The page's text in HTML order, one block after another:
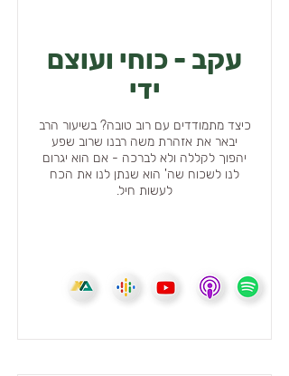
עקב - כוחי ועוצם
ידי
כיצד מתמודדים עם רוב טובה? בשיעור הרב
יבאר את אזהרת משה רבנו שרוב שפע
יהפוך לקללה ולא לברכה - אם הוא יגרום
לנו לשכוח שה' הוא שנתן לנו את הכח
לעשות חיל.